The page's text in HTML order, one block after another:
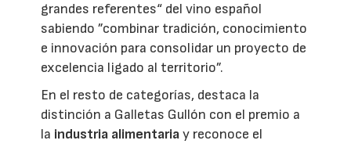
grandes referentes“ del vino español
sabiendo ”combinar tradición, conocimiento
e innovación para consolidar un proyecto de
excelencia ligado al territorio”.
En el resto de categorías, destaca la
distinción a Galletas Gullón con el premio a
la industria alimentariay reconoce el